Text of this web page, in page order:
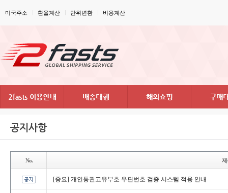
미국주소 환율계산 단위변환 비용계산
공지사항
No. 제
[중요]개인통관고유부호우편번호검증시스템적용안내